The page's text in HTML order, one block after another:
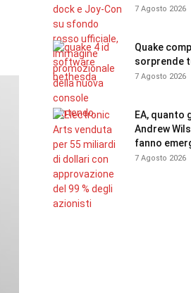
7 Agosto 2026
Quake
sorprende
7 Agosto 2026
EA, quanto
Andrew
fanno
7 Agosto 2026